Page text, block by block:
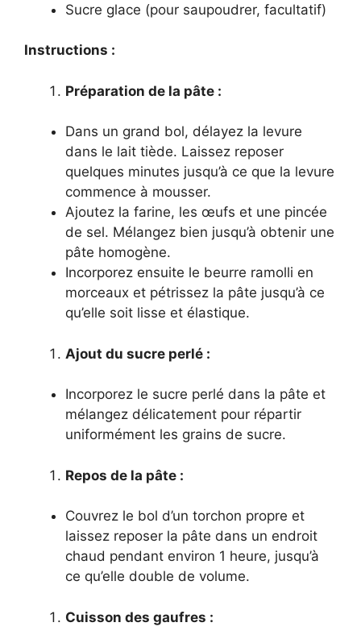
Sucre glace (pour saupoudrer, facultatif)
Instructions :
Préparation de la pâte :
Dans un grand bol, délayez la levure
dans le lait tiède. Laissez reposer
quelques minutes jusqu’à ce que la levure
commence à mousser.
Ajoutez la farine, les œufs et une pincée
de sel. Mélangez bien jusqu’à obtenir une
pâte homogène.
Incorporez ensuite le beurre ramolli en
morceaux et pétrissez la pâte jusqu’à ce
qu’elle soit lisse et élastique.
Ajout du sucre perlé :
Incorporez le sucre perlé dans la pâte et
mélangez délicatement pour répartir
uniformément les grains de sucre.
Repos de la pâte :
Couvrez le bol d’un torchon propre et
laissez reposer la pâte dans un endroit
chaud pendant environ 1 heure, jusqu’à
ce qu’elle double de volume.
Cuisson des gaufres :